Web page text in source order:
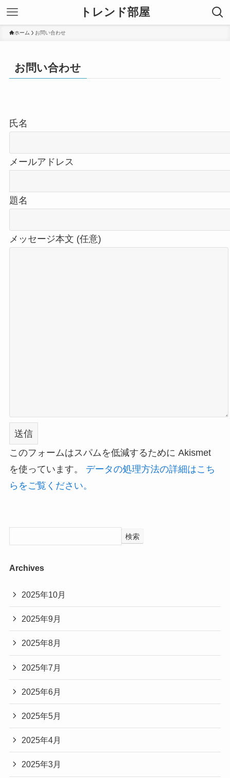
トレンド部屋
ホーム お問い合わせ
お問い合わせ
氏名
メールアドレス
題名
メッセージ本文 (任意)
このフォームはスパムを低減するために Akismet
を使っています。 データの処理方法の詳細はこち
らをご覧ください。
検索
Archives
2025年10月
2025年9月
2025年8月
2025年7月
2025年6月
2025年5月
2025年4月
2025年3月